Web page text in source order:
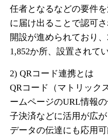
任者となるなどの要件
に届け出ることで認可
開設が進められており
1,852か所、設置されて
2) QRコード連携とは
QRコード（マトリック
ームページのURL情報
子決済などに活用が広
データの伝達にも応用